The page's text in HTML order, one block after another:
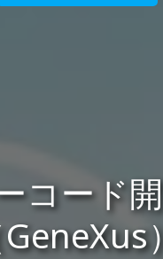
ス
コード
GeneXus）